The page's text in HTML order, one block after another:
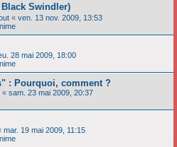
Black Swindler)
« ven. 13 nov. 2009, 13:53
28 mai 2009, 18:00
: Pourquoi, comment ?
« sam. 23 mai 2009, 20:37
mar. 19 mai 2009, 11:15